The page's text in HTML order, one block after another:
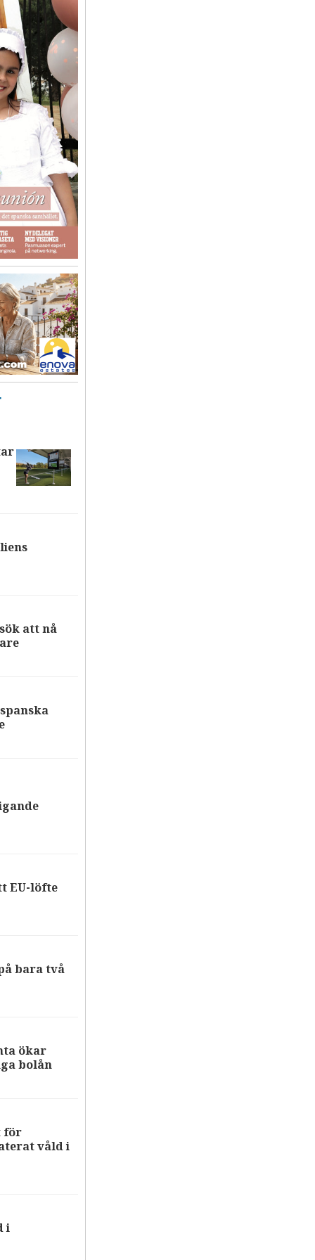
att nå
EU-löfte
bara två
ökar
bolån
för
våld i
i